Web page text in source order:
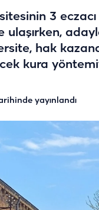
3
ulaşırken,
hak
kura
yayınlandı